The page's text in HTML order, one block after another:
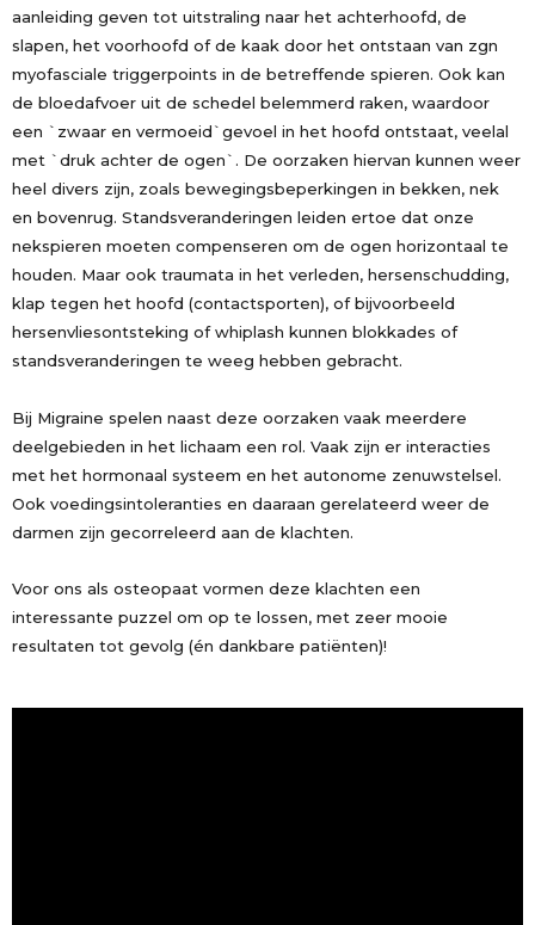
aanleiding geven tot uitstraling naar het achterhoofd, de
slapen, het voorhoofd of de kaak door het ontstaan van zgn
myofasciale triggerpoints in de betreffende spieren. Ook kan
de bloedafvoer uit de schedel belemmerd raken, waardoor
een `zwaar en vermoeid`gevoel in het hoofd ontstaat, veelal
met `druk achter de ogen`. De oorzaken hiervan kunnen weer
heel divers zijn, zoals bewegingsbeperkingen in bekken, nek
en bovenrug. Standsveranderingen leiden ertoe dat onze
nekspieren moeten compenseren om de ogen horizontaal te
houden. Maar ook traumata in het verleden, hersenschudding,
klap tegen het hoofd (contactsporten), of bijvoorbeeld
hersenvliesontsteking of whiplash kunnen blokkades of
standsveranderingen te weeg hebben gebracht.
Bij Migraine spelen naast deze oorzaken vaak meerdere
deelgebieden in het lichaam een rol. Vaak zijn er interacties
met het hormonaal systeem en het autonome zenuwstelsel.
Ook voedingsintoleranties en daaraan gerelateerd weer de
darmen zijn gecorreleerd aan de klachten.
Voor ons als osteopaat vormen deze klachten een
interessante puzzel om op te lossen, met zeer mooie
resultaten tot gevolg (én dankbare patiënten)!